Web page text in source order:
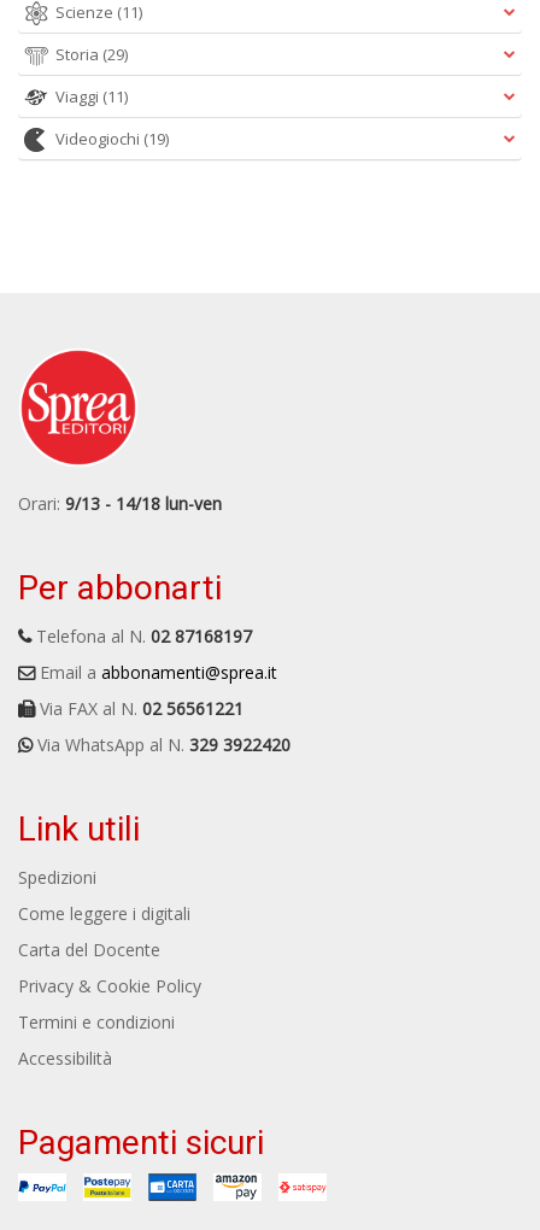
Scienze (11)
Storia (29)
Viaggi (11)
Videogiochi (19)
Orari: 9/13 - 14/18 lun-ven
Per abbonarti
Telefona al N. 02 87168197
Email a abbonamenti@sprea.it
Via FAX al N. 02 56561221
Via WhatsApp al N. 329 3922420
Link utili
Spedizioni
Come leggere i digitali
Carta del Docente
Privacy & Cookie Policy
Termini e condizioni
Accessibilità
Pagamenti sicuri